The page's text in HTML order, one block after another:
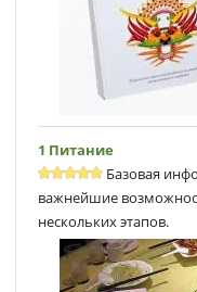
1 Питание
Базовая
важнейшие
нескольких этапов.